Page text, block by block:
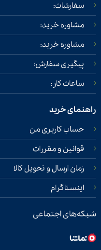
سفارشات:
مشاوره خرید:
مشاوره خرید:
پیگیری سفارش:
ساعات کار:
خرید
حساب کاربری من
قوانین و مقررات
زمان ارسال و تحویل کالا
اینستاگرام
اجتماعی